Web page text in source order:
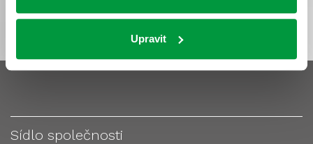
Upravit
Sídlo společnosti